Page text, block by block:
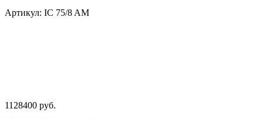
Артикул: IC 75/8 AM
1128400 руб.